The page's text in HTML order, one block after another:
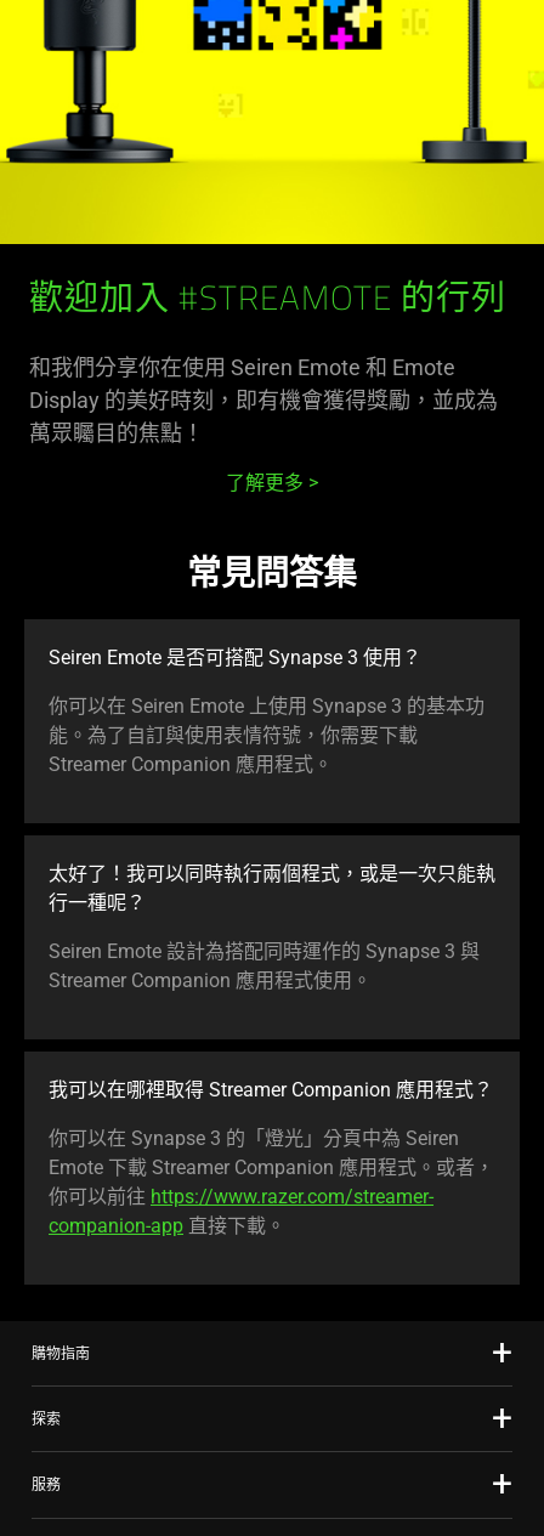
歡迎加入 #STREAMOTE 的行列
和我們分享你在使用 Seiren Emote 和 Emote
Display 的美好時刻，即有機會獲得獎勵，並成為
萬眾矚目的焦點！
了解更多
常見問答集
Seiren Emote 是否可搭配 Synapse 3 使用？
你可以在 Seiren Emote 上使用 Synapse 3 的基本功
能。為了自訂與使用表情符號，你需要下載
Streamer Companion 應用程式。
太好了！我可以同時執行兩個程式，或是一次只能執
行一種呢？
Seiren Emote 設計為搭配同時運作的 Synapse 3 與
Streamer Companion 應用程式使用。
我可以在哪裡取得 Streamer Companion 應用程式？
你可以在 Synapse 3 的「燈光」分頁中為 Seiren
Emote 下載 Streamer Companion 應用程式。或者，
你可以前往 https://www.razer.com/streamer-
companion-app 直接下載。
購物指南
探索
服務